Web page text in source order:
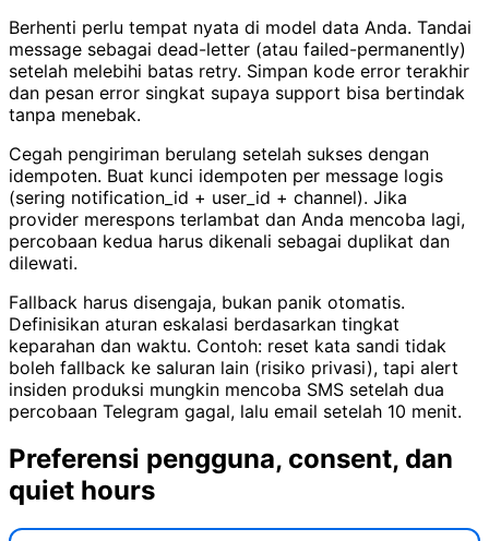
Berhenti perlu tempat nyata di model data Anda. Tandai
message sebagai dead-letter (atau failed-permanently)
setelah melebihi batas retry. Simpan kode error terakhir
dan pesan error singkat supaya support bisa bertindak
tanpa menebak.
Cegah pengiriman berulang setelah sukses dengan
idempoten. Buat kunci idempoten per message logis
(sering notification_id + user_id + channel). Jika
provider merespons terlambat dan Anda mencoba lagi,
percobaan kedua harus dikenali sebagai duplikat dan
dilewati.
Fallback harus disengaja, bukan panik otomatis.
Definisikan aturan eskalasi berdasarkan tingkat
keparahan dan waktu. Contoh: reset kata sandi tidak
boleh fallback ke saluran lain (risiko privasi), tapi alert
insiden produksi mungkin mencoba SMS setelah dua
percobaan Telegram gagal, lalu email setelah 10 menit.
Preferensi pengguna, consent, dan
quiet hours